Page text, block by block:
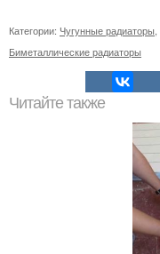
Категории: Чугунные радиаторы
Биметаллические радиаторы
Читайте также